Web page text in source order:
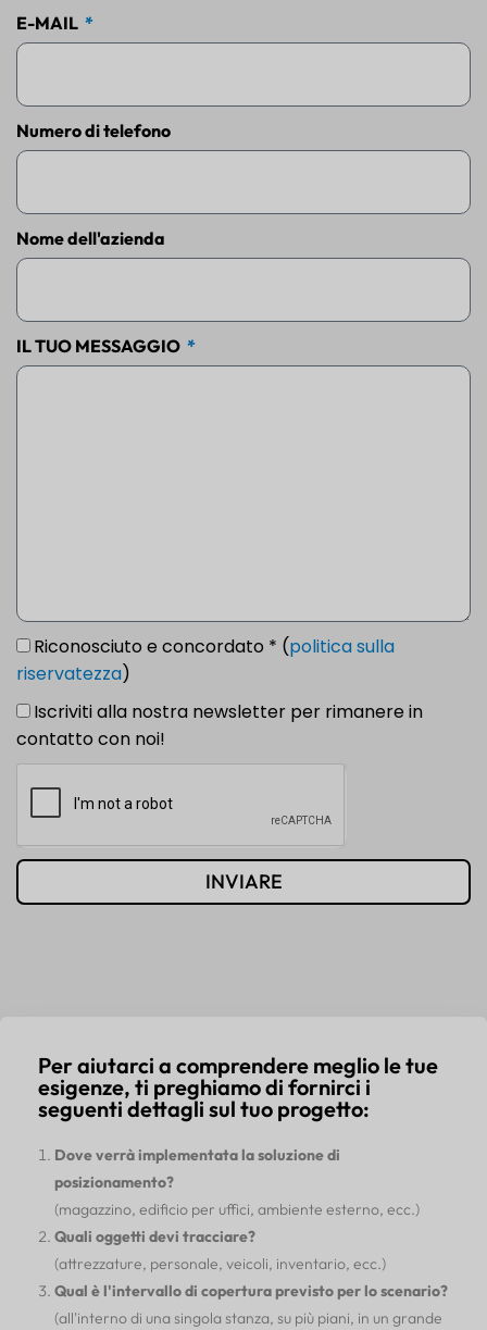
E-MAIL
Numero di telefono
Nome dell'azienda
IL TUO MESSAGGIO
Riconosciuto e concordato * (politica sulla
riservatezza)
Iscriviti alla nostra newsletter per rimanere in
contatto con noi!
INVIARE
Per aiutarci a comprendere meglio le tue
esigenze, ti preghiamo di fornirci i
seguenti dettagli sul tuo progetto:
Dove verrà implementata la soluzione di
posizionamento?
(magazzino, edificio per uffici, ambiente esterno, ecc.)
Quali oggetti devi tracciare?
(attrezzature, personale, veicoli, inventario, ecc.)
Qual è l'intervallo di copertura previsto per lo scenario?
(all'interno di una singola stanza, su più piani, in un grande